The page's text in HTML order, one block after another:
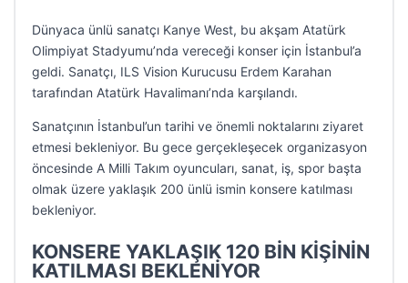
Dünyaca ünlü sanatçı Kanye West, bu akşam Atatürk
Olimpiyat Stadyumu’nda vereceği konser için İstanbul’a
geldi. Sanatçı, ILS Vision Kurucusu Erdem Karahan
tarafından Atatürk Havalimanı’nda karşılandı.
Sanatçının İstanbul’un tarihi ve önemli noktalarını ziyaret
etmesi bekleniyor. Bu gece gerçekleşecek organizasyon
öncesinde A Milli Takım oyuncuları, sanat, iş, spor başta
olmak üzere yaklaşık 200 ünlü ismin konsere katılması
bekleniyor.
KONSERE YAKLAŞIK 120 BİN KİŞİNİN
KATILMASI BEKLENİYOR